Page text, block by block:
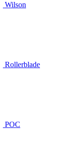
Wilson
Rollerblade
POC